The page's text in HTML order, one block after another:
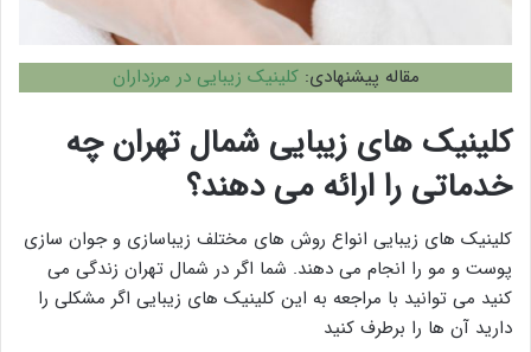
مقاله پیشنهادی:کلینیک زیبایی در مرزداران
کلینیک های زیبایی شمال تهران چه
خدماتی را ارائه می دهند؟
کلینیک های زیبایی انواع روش های مختلف زیباسازی و جوان سازی
پوست و مو را انجام می دهند. شما اگر در شمال تهران زندگی می
کنید می توانید با مراجعه به این کلینیک های زیبایی اگر مشکلی را
دارید آن ها را برطرف کنید